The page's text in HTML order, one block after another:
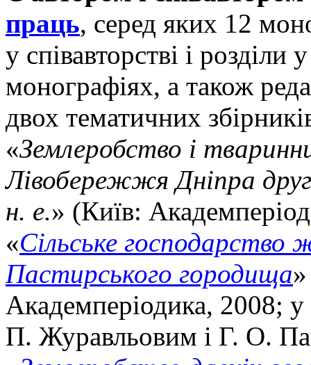
праць, серед яких 12
у співавторстві і розділи
монографіях, а також
двох тематичних
«Землеробство і
Лівобережжя Дніпра
н. е.» (Київ:
«Сільське господарство
Пастирського городища
Академперіодика, 2008; у
П. Журавльовим і Г. О.